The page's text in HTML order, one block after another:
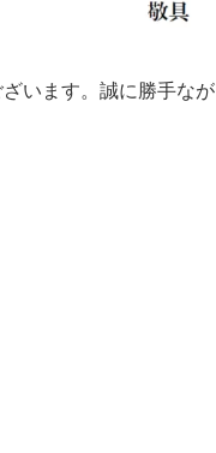
います。誠に勝手なが